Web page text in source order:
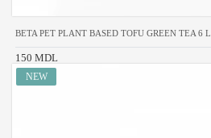
BETA PET PLANT BASED TOFU GREEN TEA 6 L
150 MDL